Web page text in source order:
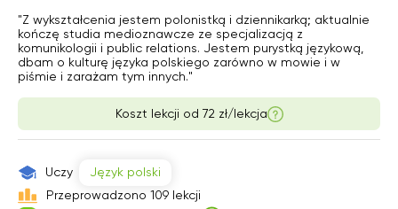
"Z wykształcenia jestem polonistką i dziennikarką; aktualnie
kończę studia medioznawcze ze specjalizacją z
komunikologii i public relations. Jestem purystką językową,
dbam o kulturę języka polskiego zarówno w mowie i w
piśmie i zarażam tym innych."
Koszt lekcji od 72 zł/lekcja
Uczy
Język polski
Przeprowadzono 109 lekcji
19:00 10:00
10:30
12:30
17:00
17:30
18:30
11:00
11:30